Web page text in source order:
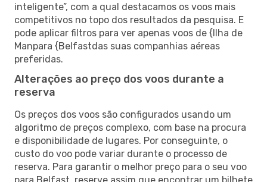
inteligente”, com a qual destacamos os voos mais
competitivos no topo dos resultados da pesquisa. E
pode aplicar filtros para ver apenas voos de {Ilha de
Manpara {Belfastdas suas companhias aéreas
preferidas.
Alterações ao preço dos voos durante a
reserva
Os preços dos voos são configurados usando um
algoritmo de preços complexo, com base na procura
e disponibilidade de lugares. Por conseguinte, o
custo do voo pode variar durante o processo de
reserva. Para garantir o melhor preço para o seu voo